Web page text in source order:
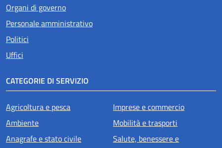
Organi di governo
Personale amministrativo
Politici
Uffici
CATEGORIE DI SERVIZIO
Agricoltura e pesca
Ambiente
Anagrafe e stato civile
Imprese e commercio
Mobilità e trasporti
Salute, benessere e